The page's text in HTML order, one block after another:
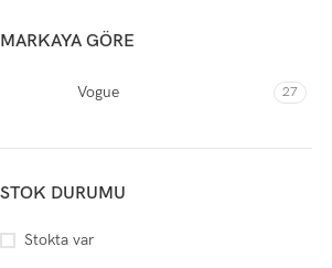
MARKAYA GÖRE
Vogue 27
STOK DURUMU
Stokta var